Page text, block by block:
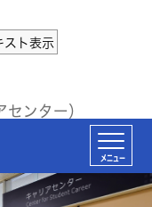
スト表示
センター）
メニュー